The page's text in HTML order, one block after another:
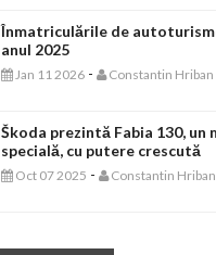
Înmatriculările de
anul 2025
Jan 11 2026 - Constantin Hriban
Škoda prezintă Fabia 130, un
specială, cu putere crescută
Oct 07 2025 - Constantin Hriban